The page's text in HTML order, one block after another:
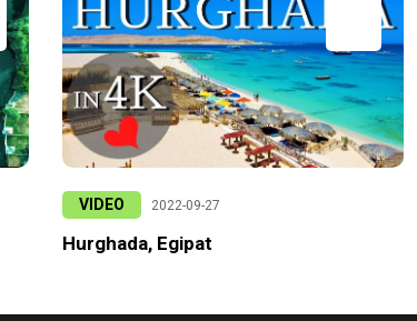
VIDEO 2022-09-27
Hurghada, Egipat